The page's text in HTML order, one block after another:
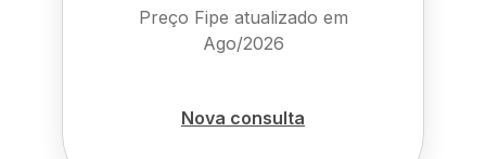
Preço Fipe atualizado em
Ago/2026
Nova consulta